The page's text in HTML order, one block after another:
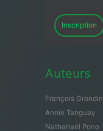
Inscription
Auteurs
François Grondin
Annie Tanguay
Nathanaël Pono